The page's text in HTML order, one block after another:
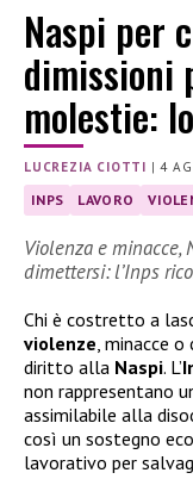
Naspi per
dimissioni
molestie:
LUCREZIA CIOTTI |4
INPS LAVORO
Violenza e minacce,
dimettersi: l’Inps
Chi è costretto a
violenze , minacce
diritto alla Naspi. L’
non rappresentano
assimilabile alla
così un sostegno
lavorativo per